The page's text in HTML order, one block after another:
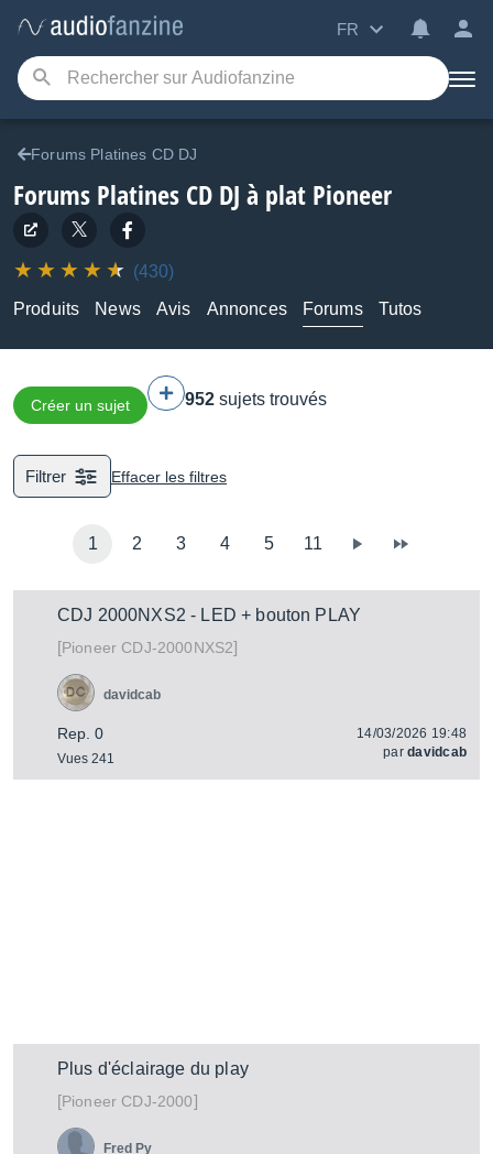
FR
Forums Platines CD DJ
Forums Platines CD DJ à plat Pioneer
(430)
Produits
News Avis Annonces Forums Tutos
Créer un sujet 952 sujets trouvés
Filtrer Effacer les filtres
1 2 3 4 5 11
CDJ 2000NXS2 - LED + bouton PLAY
[Pioneer CDJ-2000NXS2]
Rep. 0
Vues 241
davidcab
14/03/2026 19:48
pardavidcab
Plus d'éclairage du play
[Pioneer CDJ-2000]
Fred Py